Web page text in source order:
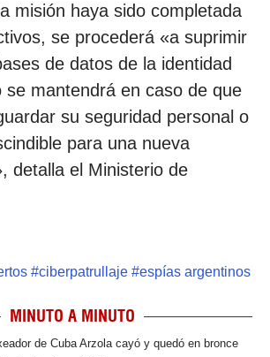
misión haya sido completada
se procederá «a suprimir
de datos de la identidad
se mantendrá en caso de que
su seguridad personal o
para una nueva
detalla el Ministerio de
#ciberpatrullaje #espías argentinos
MINUTO A MINUTO
de Cuba Arzola cayó y quedó en bronce